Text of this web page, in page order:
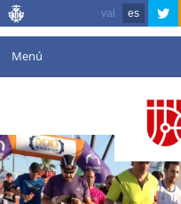
val es
Menú
Agenda
Instalaciones